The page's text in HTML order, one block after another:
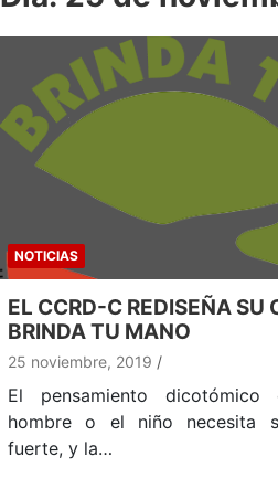
NOTICIAS
EL CCRD-C REDISEÑA SU
BRINDA TU MANO
25 noviembre, 2019
El pensamiento
hombre o el niño necesita
fuerte, y la…